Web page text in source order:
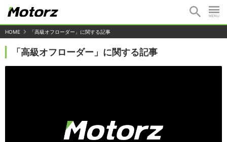
HOME 「高級オフローダー」に関する記事
「高級オフローダー」に関する記事